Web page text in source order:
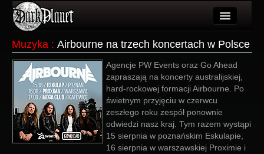
Użytkownicy
Wydarzenia
Galeria
Forum
Muzyka : Airbourne na trzech koncertach w Polsce
Agencje PW Events oraz Go Ahead
zapraszają na koncerty australijskiej,
hard-rockowej formacji Airbourne. Po
świetnym przyjęciu w czerwcu
zeszłego roku zespół ponownie
odwiedzi nasz kraj. Tym razem wystąpi
15 sierpnia w poznańskim Eskulapie,
16 sierpnia w warszawskiej Proximie i